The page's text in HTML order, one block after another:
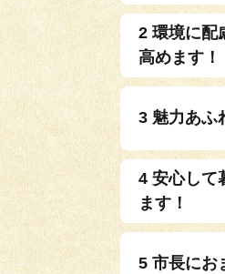
2 環境に配
高めます！
3 魅力あふ
4 安心して
ます！
5 市長にお